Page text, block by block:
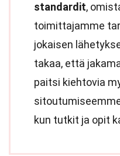
standardit,
toimittajamme
jokaisen
takaa, että
paitsi kiehtovia
kun tutkit ja opit